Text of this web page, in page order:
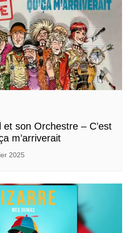
son Orchestre – C’est
m’arriverait
2025